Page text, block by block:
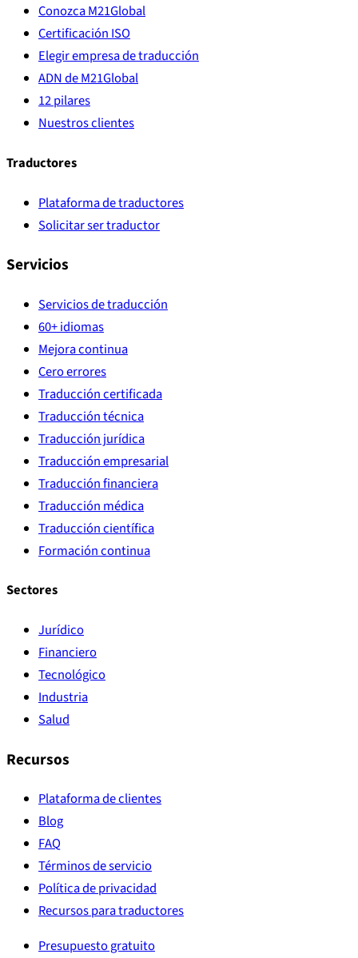
Conozca M21Global
Certificación ISO
Elegir empresa de traducción
ADN de M21Global
12 pilares
Nuestros clientes
Traductores
Plataforma de traductores
Solicitar ser traductor
Servicios
Servicios de traducción
60+ idiomas
Mejora continua
Cero errores
Traducción certificada
Traducción técnica
Traducción jurídica
Traducción empresarial
Traducción financiera
Traducción médica
Traducción científica
Formación continua
Sectores
Jurídico
Financiero
Tecnológico
Industria
Salud
Recursos
Plataforma de clientes
Blog
FAQ
Términos de servicio
Política de privacidad
Recursos para traductores
Presupuesto gratuito